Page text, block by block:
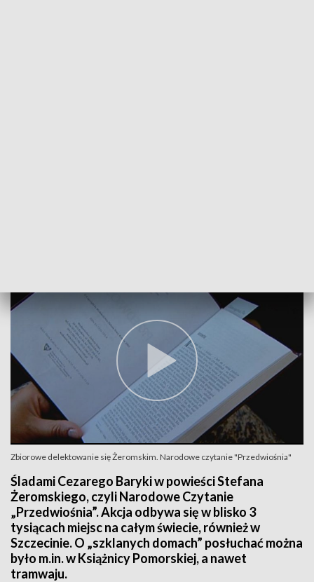
Zbiorowe delektowanie się Żeromskim. Narodowe czytanie "Przedwiośnia"
Śladami Cezarego Baryki w powieści Stefana
Żeromskiego, czyli Narodowe Czytanie
„Przedwiośnia”. Akcja odbywa się w blisko 3
tysiącach miejsc na całym świecie, również w
Szczecinie. O „szklanych domach” posłuchać można
było m.in. w Książnicy Pomorskiej, a nawet
tramwaju.